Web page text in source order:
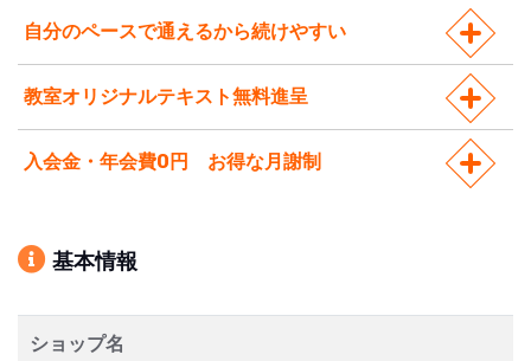
自分のペースで通えるから続けやすい
教室オリジナルテキスト無料進呈
入会金・年会費0円 お得な月謝制
基本情報
ショップ名